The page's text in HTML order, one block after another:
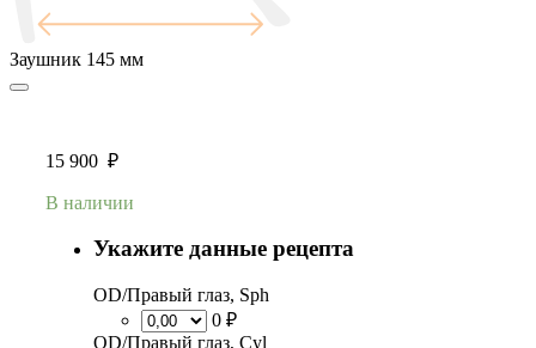
Заушник 145 мм
15 900 ₽
В наличии
Укажите данные рецепта
OD/Правый глаз, Sph
0 ₽
OD/Правый глаз, Cyl